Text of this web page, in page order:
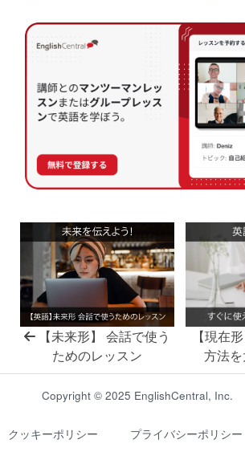
【未来形】 会話で使う
ためのレッスン
【現在
方法を
Copyright © 2025 EnglishCentral, Inc.
クッキーポリシー プライバシーポリシー